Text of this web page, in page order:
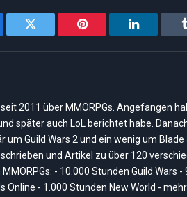
Twitter Pinterest LinkedIn
2011 über MMORPGs. Angefangen
später auch LoL berichtet habe.
Guild Wars 2 und ein wenig um Blade
und Artikel zu über 120
- 10.000 Stunden Guild Wars -
Online - 1.000 Stunden New World -